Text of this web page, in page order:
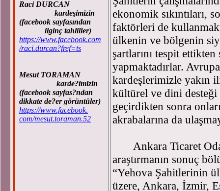
Raci DURCAN
kardeşimizin
(facebook sayfasından
ilginç tahliller)
https://www.facebook.com
/raci.durcan?fref=ts
Mesut TORAMAN
karde?imizin
(facebook sayfas?ndan
dikkate de?er görüntüler)
https://www.facebook.
com/mesut.toraman.52
ekonomik
faktörleri de
ülkenin ve bölgenin
şartlarını tespit
yapmaktadırlar.
kardeşlerimizle yakın
kültürel ve dini
geçirdikten sonra
akrabalarına da
Ankara Ticaret
araştırmanın sonuç
“Yehova Şahitlerinin
üzere, Ankara, İzmir,